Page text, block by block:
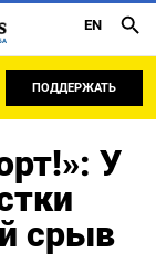
EN
ПОДДЕРЖАТЬ
У
срыв